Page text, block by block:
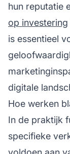
hun reputatie
op investering
is essentieel
digitale
Hoe werken
In de praktijk
specifieke